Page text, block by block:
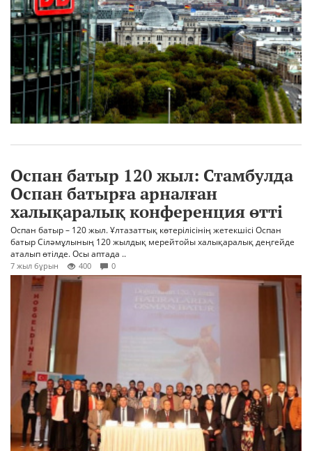
Оспан батыр 120 жыл: Стамбулда
Оспан батырға арналған
халықаралық конференция өтті
Оспан батыр – 120 жыл. Ұлтазаттық көтерілісінің жетекшісі Оспан
батыр Сіләмұлының 120 жылдық мерейтойы халықаралық деңгейде
аталып өтілде. Осы аптада ..
7 жыл бұрын 400 0